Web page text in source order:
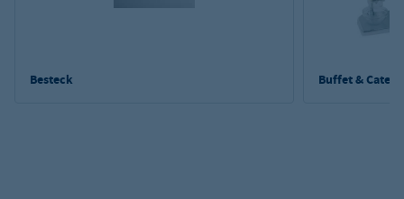
Besteck Buffet &